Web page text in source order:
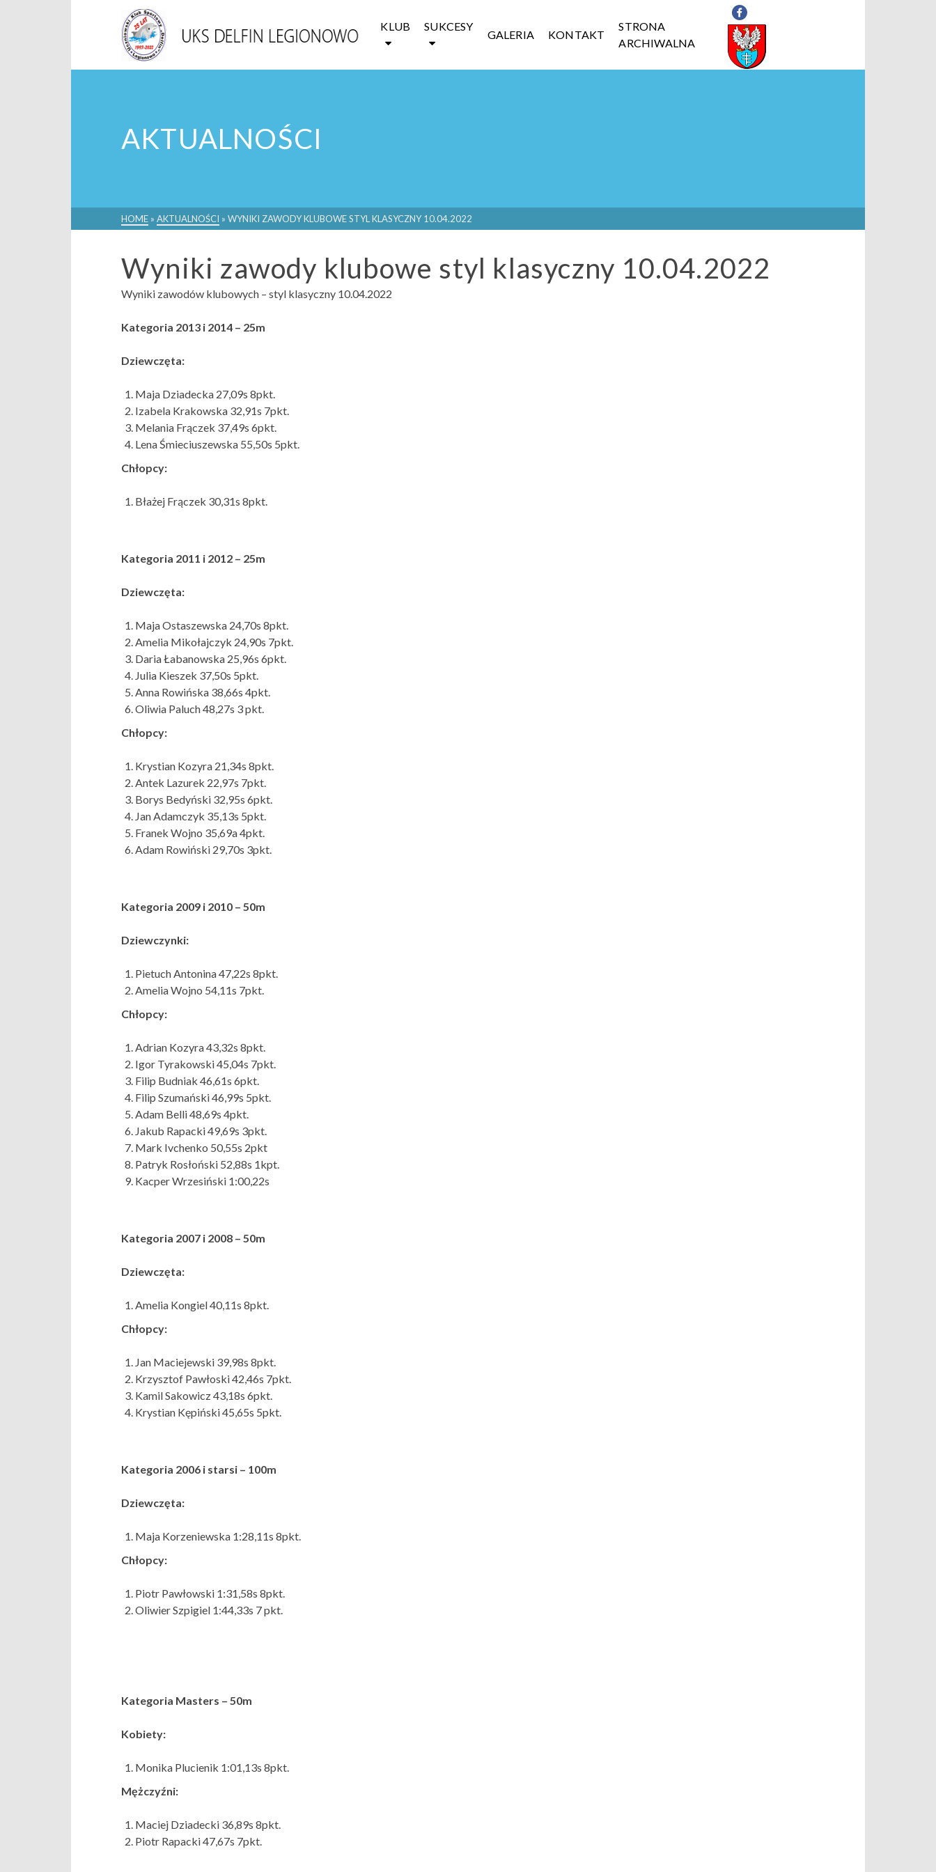
KLUB SUKCESY
GALERIA KONTAKT
STRONA
ARCHIWALNA
AKTUALNOŚCI
HOME » AKTUALNOŚCI » WYNIKI ZAWODY KLUBOWE STYL KLASYCZNY 10.04.2022
Wyniki zawody klubowe styl klasyczny 10.04.2022
Wyniki zawodów klubowych – styl klasyczny 10.04.2022
Kategoria 2013 i 2014 – 25m
Dziewczęta:
Maja Dziadecka 27,09s 8pkt.
Izabela Krakowska 32,91s 7pkt.
Melania Frączek 37,49s 6pkt.
Lena Śmieciuszewska 55,50s 5pkt.
Chłopcy:
Błażej Frączek 30,31s 8pkt.
Kategoria 2011 i 2012 – 25m
Dziewczęta:
Maja Ostaszewska 24,70s 8pkt.
Amelia Mikołajczyk 24,90s 7pkt.
Daria Łabanowska 25,96s 6pkt.
Julia Kieszek 37,50s 5pkt.
Anna Rowińska 38,66s 4pkt.
Oliwia Paluch 48,27s 3 pkt.
Chłopcy:
Krystian Kozyra 21,34s 8pkt.
Antek Lazurek 22,97s 7pkt.
Borys Bedyński 32,95s 6pkt.
Jan Adamczyk 35,13s 5pkt.
Franek Wojno 35,69a 4pkt.
Adam Rowiński 29,70s 3pkt.
Kategoria 2009 i 2010 – 50m
Dziewczynki:
Pietuch Antonina 47,22s 8pkt.
Amelia Wojno 54,11s 7pkt.
Chłopcy:
Adrian Kozyra 43,32s 8pkt.
Igor Tyrakowski 45,04s 7pkt.
Filip Budniak 46,61s 6pkt.
Filip Szumański 46,99s 5pkt.
Adam Belli 48,69s 4pkt.
Jakub Rapacki 49,69s 3pkt.
Mark Ivchenko 50,55s 2pkt
Patryk Rosłoński 52,88s 1kpt.
Kacper Wrzesiński 1:00,22s
Kategoria 2007 i 2008 – 50m
Dziewczęta:
Amelia Kongiel 40,11s 8pkt.
Chłopcy:
Jan Maciejewski 39,98s 8pkt.
Krzysztof Pawłoski 42,46s 7pkt.
Kamil Sakowicz 43,18s 6pkt.
Krystian Kępiński 45,65s 5pkt.
Kategoria 2006 i starsi – 100m
Dziewczęta:
Maja Korzeniewska 1:28,11s 8pkt.
Chłopcy:
Piotr Pawłowski 1:31,58s 8pkt.
Oliwier Szpigiel 1:44,33s 7 pkt.
Kategoria Masters – 50m
Kobiety:
Monika Plucienik 1:01,13s 8pkt.
Mężczyźni:
Maciej Dziadecki 36,89s 8pkt.
Piotr Rapacki 47,67s 7pkt.